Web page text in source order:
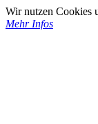
Wir nutzen Cookies
Mehr Infos